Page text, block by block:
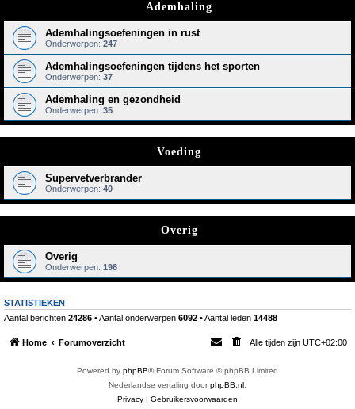
Ademhaling
Ademhalingsoefeningen in rust
Onderwerpen: 247
Ademhalingsoefeningen tijdens het sporten
Onderwerpen: 37
Ademhaling en gezondheid
Onderwerpen: 35
Voeding
Supervetverbrander
Onderwerpen: 40
Overig
Overig
Onderwerpen: 198
STATISTIEKEN
Aantal berichten 24286 • Aantal onderwerpen 6092 • Aantal leden 14488
Home Forumoverzicht Alle tijden zijn UTC+02:00
Powered by phpBB® Forum Software © phpBB Limited
Nederlandse vertaling doorphpBB.nl
Privacy | Gebruikersvoorwaarden